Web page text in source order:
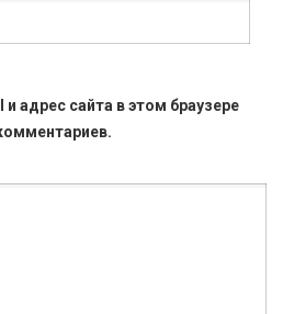
адрес сайта в этом браузере